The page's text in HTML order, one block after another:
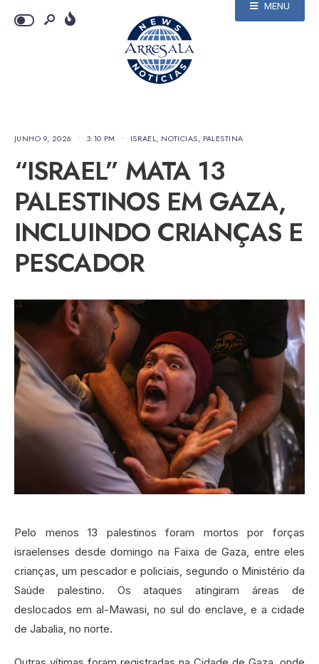
MENU
JUNHO 9, 2026 • 3:10 PM • ISRAEL, NOTICIAS, PALESTINA
“ISRAEL” MATA 13
PALESTINOS EM GAZA,
INCLUINDO CRIANÇAS E
PESCADOR
Pelo menos 13 palestinos foram mortos por forças
israelenses desde domingo na Faixa de Gaza, entre eles
crianças, um pescador e policiais, segundo o Ministério da
Saúde palestino. Os ataques atingiram áreas de
deslocados em al-Mawasi, no sul do enclave, e a cidade
de Jabalia, no norte.